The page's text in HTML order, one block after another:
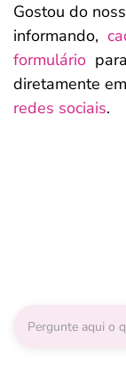
Gostou do
informando,
formulário
diretamente
redes sociais.